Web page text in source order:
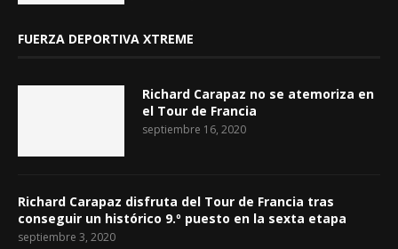
FUERZA DEPORTIVA XTREME
Richard Carapaz no se atemoriza en
el Tour de Francia
septiembre 16, 2020
Richard Carapaz disfruta del Tour de Francia tras
conseguir un histórico 9.º puesto en la sexta etapa
septiembre 3, 2020